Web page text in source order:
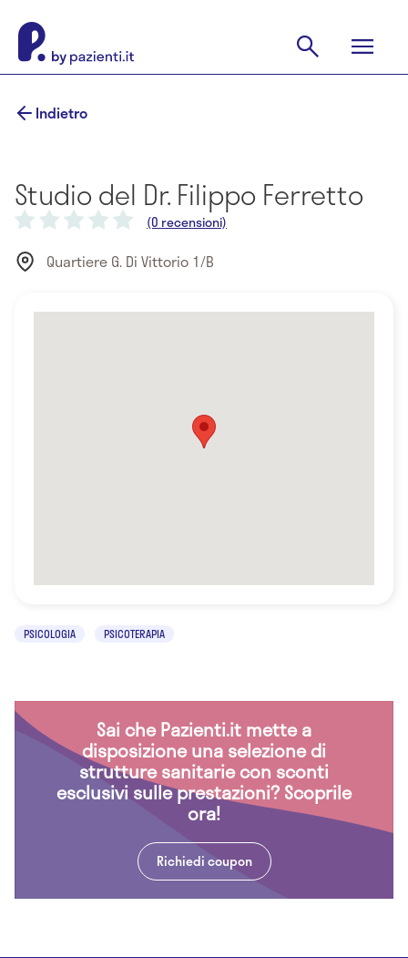
Indietro
Studio del Dr. Filippo Ferretto
(0 recensioni)
Quartiere G. Di Vittorio 1/B
PSICOLOGIA PSICOTERAPIA
Sai che Pazienti.it mette a
disposizione una selezione di
strutture sanitarie con sconti
esclusivi sulle prestazioni? Scoprile
ora!
Richiedi coupon